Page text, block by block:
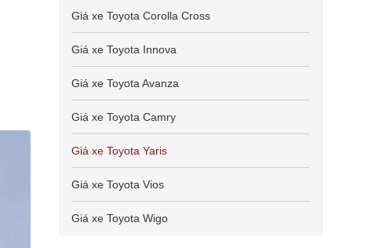
Giá xe Toyota Corolla Cross
Giá xe Toyota Innova
Giá xe Toyota Avanza
Giá xe Toyota Camry
Giá xe Toyota Yaris
Giá xe Toyota Vios
Giá xe Toyota Wigo